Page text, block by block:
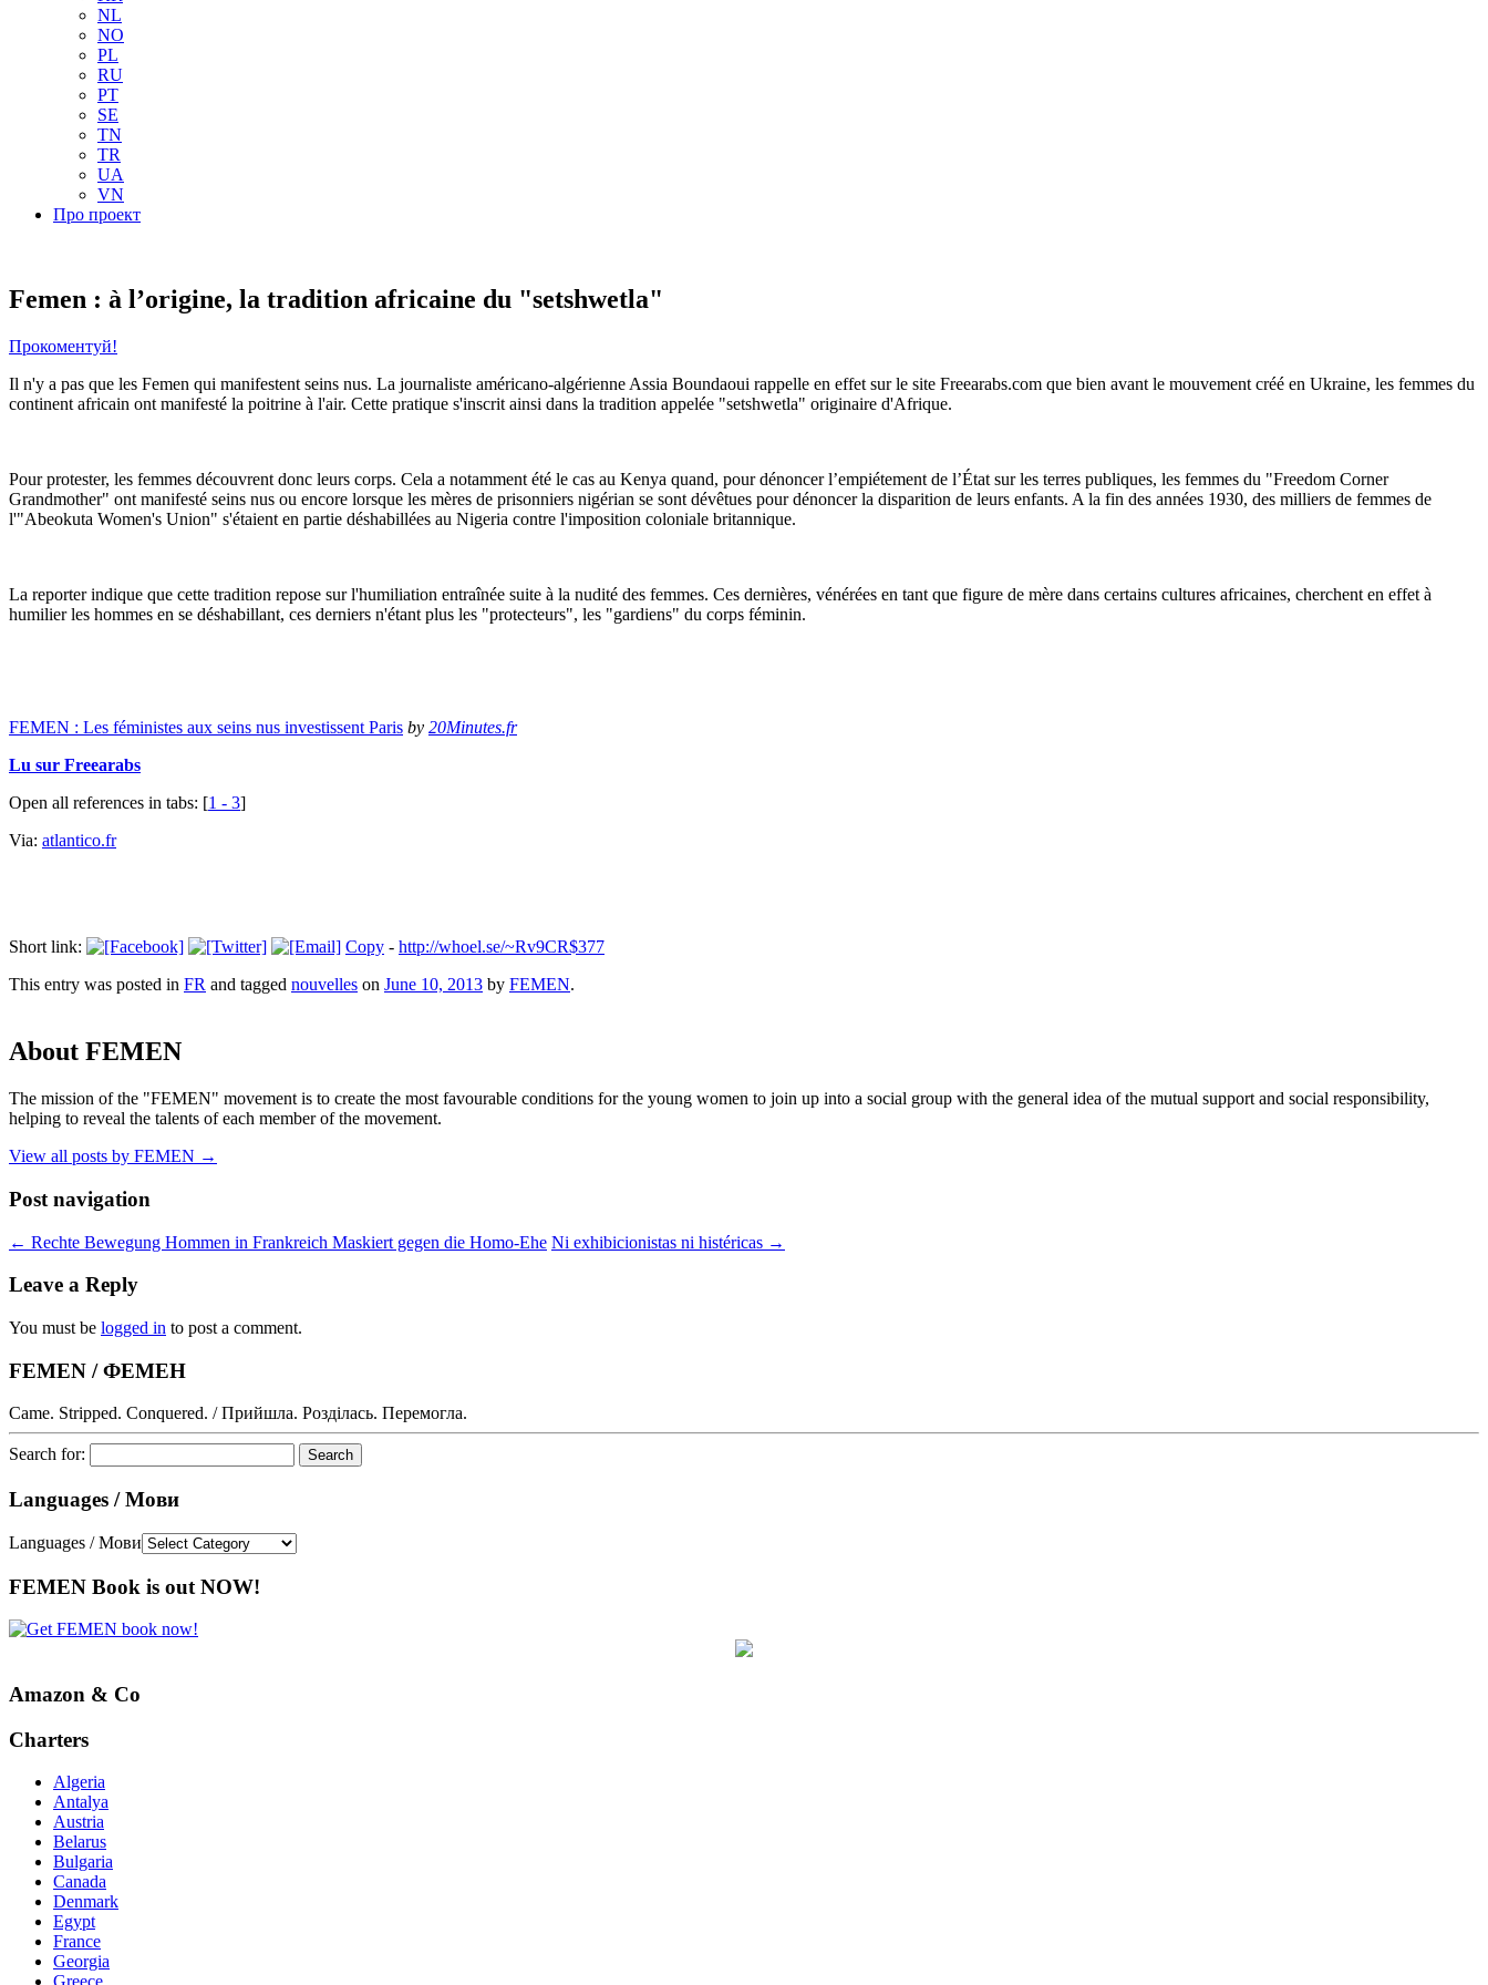
NL
NO
PL
RU
PT
SE
TN
TR
UA
VN
Про проект
Femen : à l’origine, la tradition africaine du "setshwetla"
Прокоментуй!
Il n'y a pas que les Femen qui manifestent seins nus. La journaliste américano-algérienne Assia Boundaoui rappelle en effet sur le site Freearabs.com que bien avant le mouvement créé en Ukraine, les femmes du
continent africain ont manifesté la poitrine à l'air. Cette pratique s'inscrit ainsi dans la tradition appelée "setshwetla" originaire d'Afrique.
Pour protester, les femmes découvrent donc leurs corps. Cela a notamment été le cas au Kenya quand, pour dénoncer l’empiétement de l’État sur les terres publiques, les femmes du "Freedom Corner
Grandmother" ont manifesté seins nus ou encore lorsque les mères de prisonniers nigérian se sont dévêtues pour dénoncer la disparition de leurs enfants. A la fin des années 1930, des milliers de femmes de
l'"Abeokuta Women's Union" s'étaient en partie déshabillées au Nigeria contre l'imposition coloniale britannique.
La reporter indique que cette tradition repose sur l'humiliation entraînée suite à la nudité des femmes. Ces dernières, vénérées en tant que figure de mère dans certains cultures africaines, cherchent en effet à
humilier les hommes en se déshabillant, ces derniers n'étant plus les "protecteurs", les "gardiens" du corps féminin.
FEMEN : Les féministes aux seins nus investissent Paris by 20Minutes.fr
Lu sur Freearabs
Open all references in tabs: [1 - 3]
Via: atlantico.fr
Short link: Copy - http://whoel.se/~Rv9CR$377
This entry was posted in FR and tagged nouvelles on June 10, 2013 by FEMEN.
About FEMEN
The mission of the "FEMEN" movement is to create the most favourable conditions for the young women to join up into a social group with the general idea of the mutual support and social responsibility,
helping to reveal the talents of each member of the movement.
View all posts by FEMEN →
Post navigation
← Rechte Bewegung Hommen in Frankreich Maskiert gegen die Homo-Ehe Ni exhibicionistas ni histéricas →
Leave a Reply
You must be logged in to post a comment.
FEMEN / ФЕМЕН
Came. Stripped. Conquered. / Прийшла. Розділась. Перемогла.
Search for:
Languages / Мови
Languages / Мови
FEMEN Book is out NOW!
Amazon & Co
Charters
Algeria
Antalya
Austria
Belarus
Bulgaria
Canada
Denmark
Egypt
France
Georgia